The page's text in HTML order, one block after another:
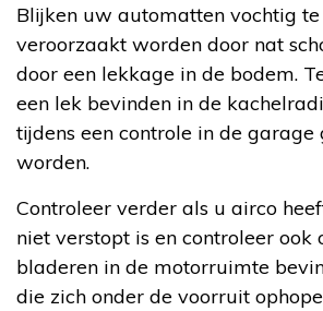
Blijken uw automatten vochtig
veroorzaakt worden door nat
door een lekkage in de bodem.
een lek bevinden in de
tijdens een controle in de garage
worden.
Controleer verder als u airco
niet verstopt is en controleer ook
bladeren in de motorruimte
die zich onder de voorruit